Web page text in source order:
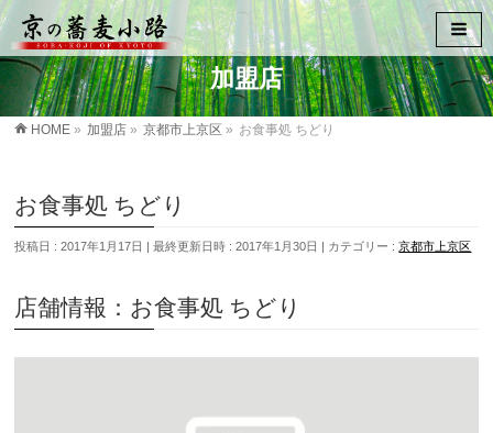
加盟店
HOME » 加盟店 » 京都市上京区 » お食事処 ちどり
お食事処 ちどり
投稿日 : 2017年1月17日 最終更新日時 : 2017年1月30日 カテゴリー :京都市上京区
店舗情報：お食事処 ちどり